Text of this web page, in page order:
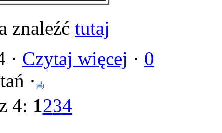
znaleźć tutaj
· Czytaj więcej · 0
·
4: 1234